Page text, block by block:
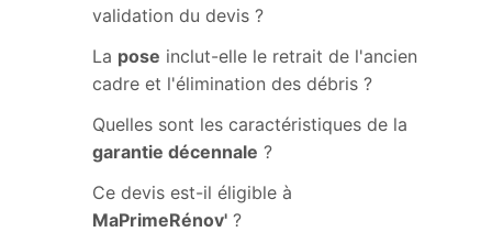
validation du devis ?
La pose inclut-elle le retrait de l'ancien
cadre et l'élimination des débris ?
Quelles sont les caractéristiques de la
garantie décennale ?
Ce devis est-il éligible à
MaPrimeRénov' ?